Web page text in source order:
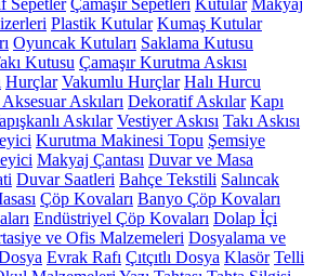
Sepetler Çamaşır Sepetleri Kutular Makyaj
Plastik Kutular Kumaş Kutular
Oyuncak Kutuları Saklama Kutusu
Kutusu Çamaşır Kurutma Askısı
Hurçlar Vakumlu Hurçlar Halı Hurcu
Askıları Dekoratif Askılar Kapı
Askılar Vestiyer Askısı Takı Askısı
Kurutma Makinesi Topu Şemsiye
Makyaj Çantası Duvar ve Masa
Duvar Saatleri Bahçe Tekstili Salıncak
Çöp Kovaları Banyo Çöp Kovaları
Endüstriyel Çöp Kovaları Dolap İçi
ve Ofis Malzemeleri Dosyalama ve
Evrak Rafı Çıtçıtlı Dosya Klasör Telli